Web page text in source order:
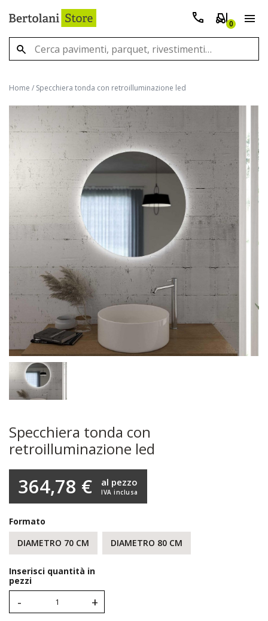
0
Home / Specchiera tonda con retroilluminazione led
Specchiera tonda con
retroilluminazione led
364,78 € IVA inclusa
al pezzo
Formato
DIAMETRO 70 CM
DIAMETRO 80 CM
Inserisci quantità in
pezzi
- +